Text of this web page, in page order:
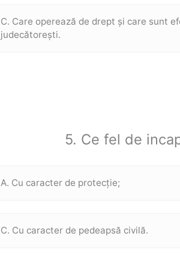
C. Care operează de drept și care sunt
judecătorești.
5. Ce fel de
A. Cu caracter de protecție;
C. Cu caracter de pedeapsă civilă.